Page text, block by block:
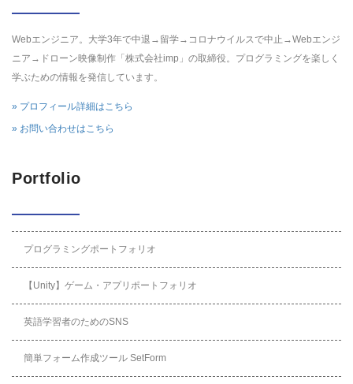
Webエンジニア。大学3年で中退→留学→コロナウイルスで中止→Webエンジ
ニア→ドローン映像制作「株式会社imp」の取締役。プログラミングを楽しく
学ぶための情報を発信しています。
» プロフィール詳細はこちら
» お問い合わせはこちら
Portfolio
プログラミングポートフォリオ
【Unity】ゲーム・アプリポートフォリオ
英語学習者のためのSNS
簡単フォーム作成ツール SetForm